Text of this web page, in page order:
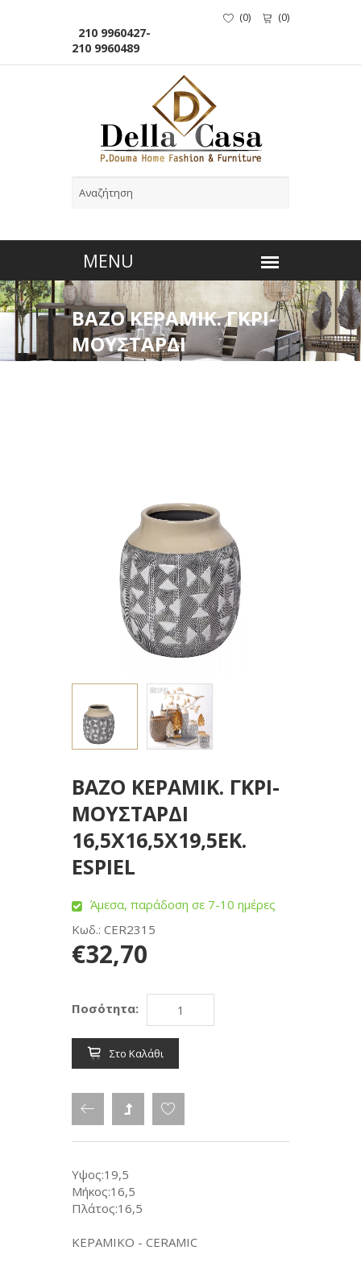
210 9960427-
210 9960489
(0) (0)
BAZO ΚΕΡΑΜΙΚ. ΓΚΡΙ-
ΜΟΥΣΤΑΡΔΙ
16,5Χ16,5Χ19,5ΕΚ.
BAZO ΚΕΡΑΜΙΚ. ΓΚΡΙ-
ΜΟΥΣΤΑΡΔΙ
16,5Χ16,5Χ19,5ΕΚ.
ESPIEL
Άμεσα, παράδοση σε 7-10 ημέρες
Κωδ.: CER2315
€32,70
Ποσότητα:
Στο Καλάθι
Υψος:19,5
Μήκος:16,5
Πλάτος:16,5
ΚΕΡΑΜΙΚΟ - CERAMIC